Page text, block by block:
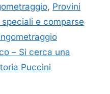
, Provini
e comparse
– Si cerca una
Puccini